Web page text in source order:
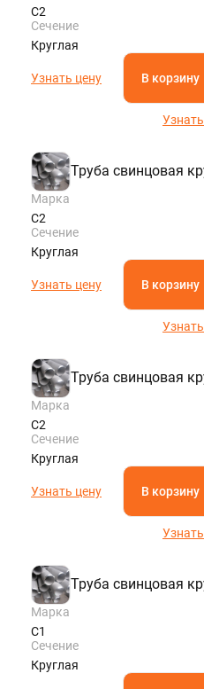
С2
Сечение
Круглая
Узнать цену В корзину
Труба свинцовая
Марка
С2
Сечение
Круглая
Узнать цену В корзину
Труба свинцовая
Марка
С2
Сечение
Круглая
Узнать цену В корзину
Труба свинцовая
Марка
С1
Сечение
Круглая